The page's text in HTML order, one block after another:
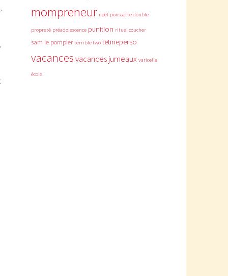
mompreneur noël poussette double
propreté préadolescence punition rituel coucher
sam le pompier terrible two tetineperso
vacances vacances jumeaux varicelle
école